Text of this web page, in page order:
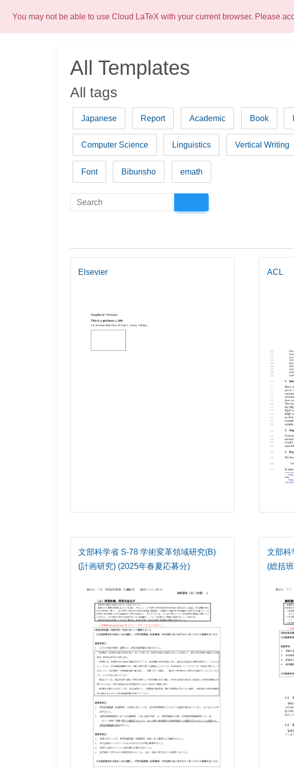
You may not be able to use Cloud LaTeX with your current browser. Please
All Templates
All tags
Japanese Report Academic Book
Computer Science Linguistics Vertical Writing
Font Bibunsho emath
Elsevier ACL
文部科学省 S-78 学術変革領域研究(B)
(計画研究) (2025年春夏応募分)
文部科
(総括